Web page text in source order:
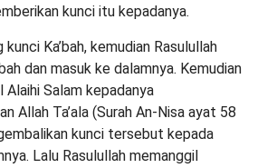
kunci itu kepadanya.
kunci Ka’bah, kemudian Rasulullah
dan masuk ke dalamnya. Kemudian
Salam kepadanya
Allah Ta’ala (Surah An-Nisa ayat 58
kunci tersebut kepada
Lalu Rasulullah memanggil